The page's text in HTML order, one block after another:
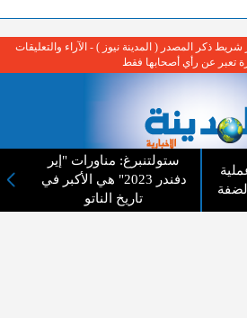
ستولتنبرغ: مناورات "إير
دفندر 2023" هي الأكبر في
تاريخ الناتو
شريط ذكر المصدر ( المدينة نيوز ) - الآراء والتعليقات
تعبر عن رأي أصحابها فقط
شاملة تابعة لشركة قنوات البث